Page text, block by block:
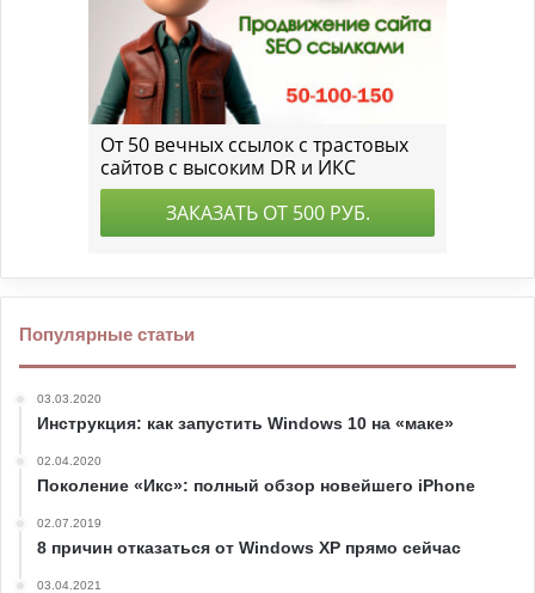
Популярные статьи
03.03.2020
Инструкция: как запустить Windows 10 на «маке»
02.04.2020
Поколение «Икс»: полный обзор новейшего iPhone
02.07.2019
8 причин отказаться от Windows XP прямо сейчас
03.04.2021